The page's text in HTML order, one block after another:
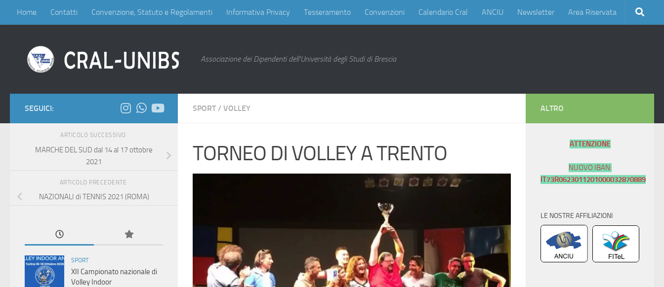
Salta al contenuto
Home Contatti Convenzione, Statuto e Regolamenti Informativa Privacy Tesseramento Convenzioni Calendario Cral ANCIU Newsletter Area Riservata
Associazione dei Dipendenti dell'Università degli Studi di Brescia
SPORT / VOLLEY
TORNEO DI VOLLEY A TRENTO
SEGUICI:
ARTICOLO SUCCESSIVO
MARCHE DEL SUD dal 14 al 17 ottobre
2021
ARTICOLO PRECEDENTE
NAZIONALI di TENNIS 2021 (ROMA)
SPORT
XII Campionato nazionale di
Volley Indoor
ALTRO
ATTENZIONE
NUOVO IBAN:
IT73R0623011201000032870889
LE NOSTRE AFFILIAZIONI